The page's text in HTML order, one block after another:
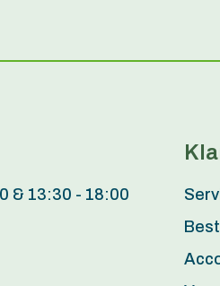
& 13:30 - 18:00